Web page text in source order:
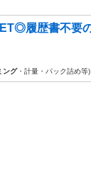
履歴書不要
ング・計量・パック詰め等